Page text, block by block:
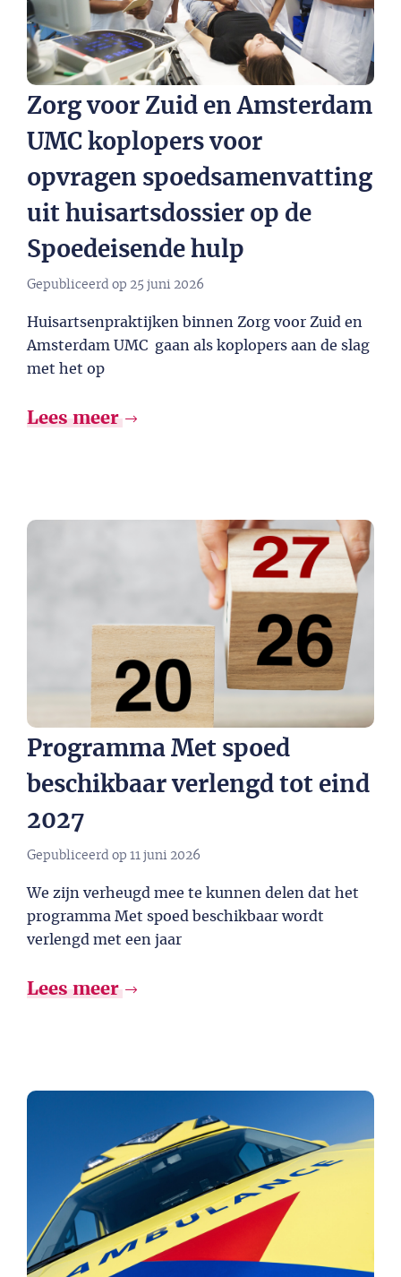
Zorg voor Zuid en Amsterdam
UMC koplopers voor
opvragen spoedsamenvatting
uit huisartsdossier op de
Spoedeisende hulp
Gepubliceerd op 25 juni 2026
Huisartsenpraktijken binnen Zorg voor Zuid en
Amsterdam UMC gaan als koplopers aan de slag
met het op
Lees meer
Programma Met spoed
beschikbaar verlengd tot eind
2027​
Gepubliceerd op 11 juni 2026
We zijn verheugd mee te kunnen delen dat het
programma Met spoed beschikbaar wordt
verlengd met een jaar
Lees meer